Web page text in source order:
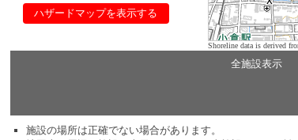
ハザードマップを表示する
Shoreline data is derived
全施設表示
施設の場所は正確でない場合があります。